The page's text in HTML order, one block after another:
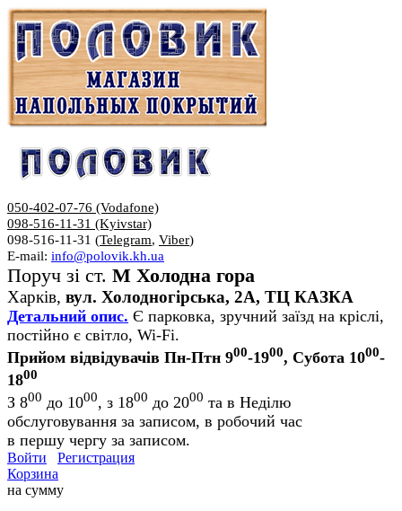
050-402-07-76 (Vodafone)
098-516-11-31 (Kyivstar)
098-516-11-31 (Telegram, Viber)
E-mail: info@polovik.kh.ua
Поруч зі ст. М Холодна гора
Харків, вул. Холодногірська, 2А, ТЦ КАЗКА
Детальний опис. Є парковка, зручний заїзд на кріслі,
постійно є світло, Wi-Fi.
Прийом відвідувачів Пн-Птн 900-1900, Субота 1000-
1800
З 800 до 1000, з 1800 до 2000 та в Неділю
обслуговування за записом, в робочий час
в першу чергу за записом.
Войти
Регистрация
Корзина
на сумму